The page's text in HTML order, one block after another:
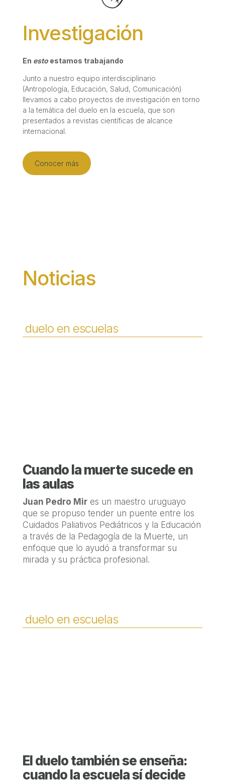
Investigación
En estoestamos trabajando
Junto a nuestro equipo interdisciplinario
(Antropología, Educación, Salud, Comunicación)
llevamos a cabo proyectos de investigación en torno
a la temática del duelo en la escuela, que son
presentados a revistas científicas de alcance
internacional.
Conocer más
Noticias
duelo en escuelas
Cuando la muerte sucede en
las aulas
Juan Pedro Mires un maestro uruguayo
que se propuso tender un puente entre los
Cuidados Paliativos Pediátricos y la Educación
a través de la Pedagogía de la Muerte, un
enfoque que lo ayudó a transformar su
mirada y su práctica profesional.
duelo en escuelas
El duelo también se enseña:
cuando la escuela sí decide